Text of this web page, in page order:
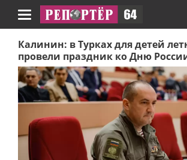
Навигация
Калинин: в Турках для детей
провели праздник ко Дню